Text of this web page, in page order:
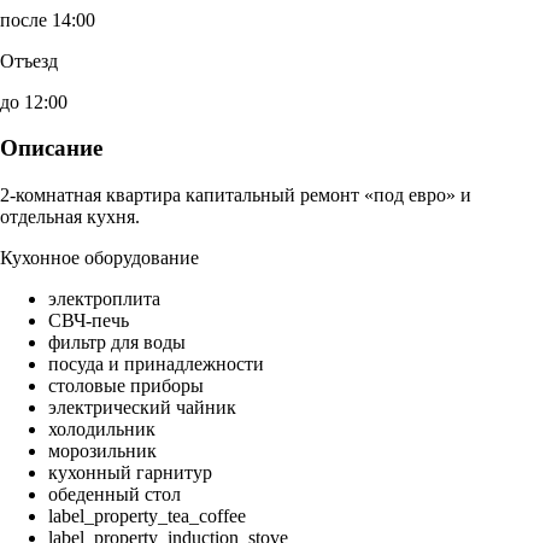
после 14:00
Отъезд
до 12:00
Описание
2-комнатная квартира капитальный ремонт «под евро» и
отдельная кухня.
Кухонное оборудование
электроплита
СВЧ-печь
фильтр для воды
посуда и принадлежности
столовые приборы
электрический чайник
холодильник
морозильник
кухонный гарнитур
обеденный стол
label_property_tea_coffee
label_property_induction_stove